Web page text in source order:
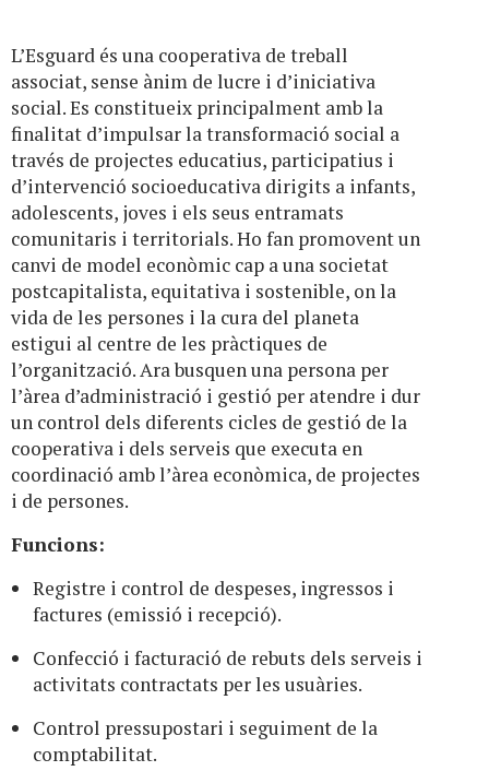
L’Esguard és una cooperativa de treball
associat, sense ànim de lucre i d’iniciativa
social. Es constitueix principalment amb la
finalitat d’impulsar la transformació social a
través de projectes educatius, participatius i
d’intervenció socioeducativa dirigits a infants,
adolescents, joves i els seus entramats
comunitaris i territorials. Ho fan promovent un
canvi de model econòmic cap a una societat
postcapitalista, equitativa i sostenible, on la
vida de les persones i la cura del planeta
estigui al centre de les pràctiques de
l’organització. Ara busquen una persona per
l’àrea d’administració i gestió per atendre i dur
un control dels diferents cicles de gestió de la
cooperativa i dels serveis que executa en
coordinació amb l’àrea econòmica, de projectes
i de persones.
Funcions:
Registre i control de despeses, ingressos i
factures (emissió i recepció).
Confecció i facturació de rebuts dels serveis i
activitats contractats per les usuàries.
Control pressupostari i seguiment de la
comptabilitat.